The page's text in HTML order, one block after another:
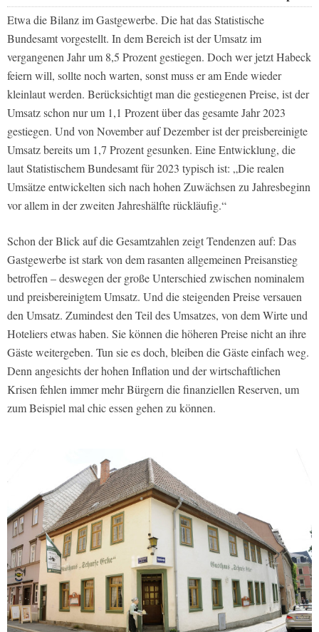
Etwa die Bilanz im Gastgewerbe. Die hat das Statistische
Bundesamt vorgestellt. In dem Bereich ist der Umsatz im
vergangenen Jahr um 8,5 Prozent gestiegen. Doch wer jetzt Habeck
feiern will, sollte noch warten, sonst muss er am Ende wieder
kleinlaut werden. Berücksichtigt man die gestiegenen Preise, ist der
Umsatz schon nur um 1,1 Prozent über das gesamte Jahr 2023
gestiegen. Und von November auf Dezember ist der preisbereinigte
Umsatz bereits um 1,7 Prozent gesunken. Eine Entwicklung, die
laut Statistischem Bundesamt für 2023 typisch ist: „Die realen
Umsätze entwickelten sich nach hohen Zuwächsen zu Jahresbeginn
vor allem in der zweiten Jahreshälfte rückläufig.“
Schon der Blick auf die Gesamtzahlen zeigt Tendenzen auf: Das
Gastgewerbe ist stark von dem rasanten allgemeinen Preisanstieg
betroffen – deswegen der große Unterschied zwischen nominalem
und preisbereinigtem Umsatz. Und die steigenden Preise versauen
den Umsatz. Zumindest den Teil des Umsatzes, von dem Wirte und
Hoteliers etwas haben. Sie können die höheren Preise nicht an ihre
Gäste weitergeben. Tun sie es doch, bleiben die Gäste einfach weg.
Denn angesichts der hohen Inflation und der wirtschaftlichen
Krisen fehlen immer mehr Bürgern die finanziellen Reserven, um
zum Beispiel mal chic essen gehen zu können.